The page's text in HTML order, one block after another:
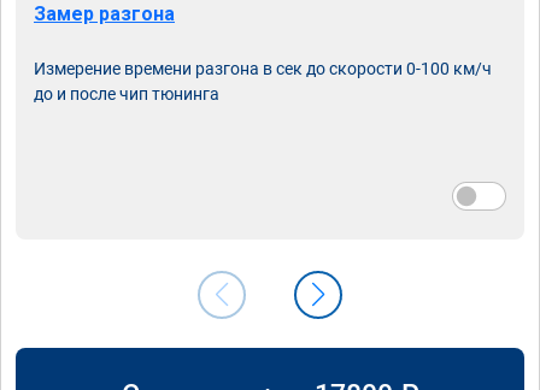
Замер разгона
Измерение времени разгона в сек до скорости 0-100 км/ч
до и после чип тюнинга